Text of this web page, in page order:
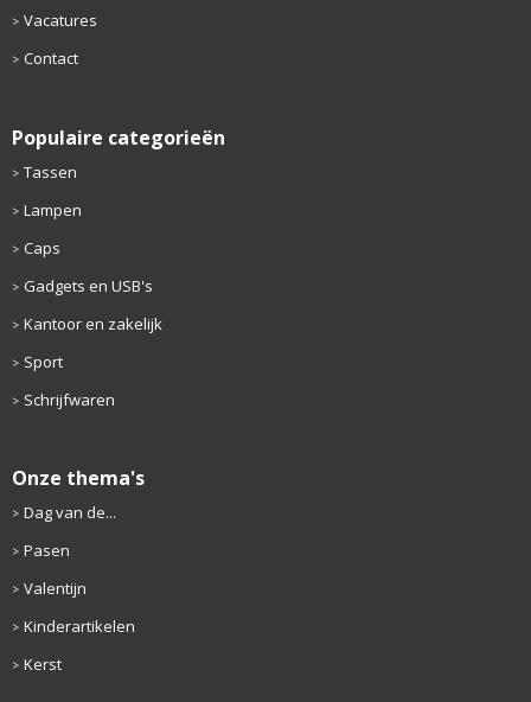
Vacatures
Contact
Populaire categorieën
Tassen
Lampen
Caps
Gadgets en USB's
Kantoor en zakelijk
Sport
Schrijfwaren
Onze thema's
Dag van de...
Pasen
Valentijn
Kinderartikelen
Kerst